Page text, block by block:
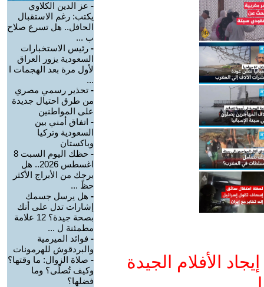
الأفلام الجيدة
- عز الدين الكلاوي
يكتب: رغم الاستقبال
الحافل.. هل تسرع صلاح
ب ...
- رئيس الاستخبارات
السعودية يزور العراق
لأول مرة بعد الهجمات ا
...
- تحذير رسمي مصري
من طرق احتيال جديدة
على المواطنين
- اتفاق أمني بين
السعودية وتركيا
وباكستان
-
حظك اليوم السبت 8
اغسطس 2026.. هل
برجك من الأبراج الأكثر
حظً ...
- هل يرسل جسمك
إشارات تدل على أنك
بصحة جيدة؟ 12 علامة
مطمئنة ل ...
- فوائد الميرمية
والبردقوش للهرمونات
- صلاة الزوال: ما وقتها؟
وكيف تُصلّى؟ وما
فضلها؟